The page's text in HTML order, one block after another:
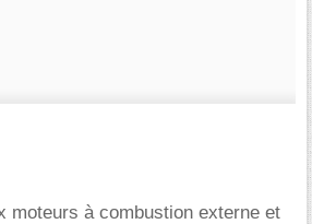
moteurs à combustion externe et